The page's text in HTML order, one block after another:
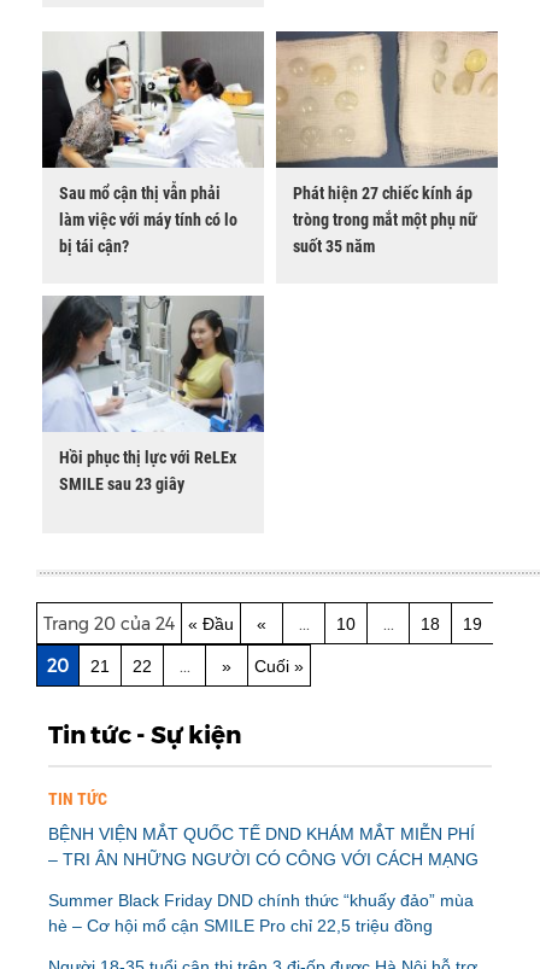
Sau mổ cận thị vẫn phải
làm việc với máy tính có lo
bị tái cận?
Phát hiện 27 chiếc kính áp
tròng trong mắt một phụ nữ
suốt 35 năm
Hồi phục thị lực với ReLEx
SMILE sau 23 giây
Trang 20 của 24 « Đầu « ... 10 ... 18 19
20 21 22 ... » Cuối »
Tin tức - Sự kiện
TIN TỨC
BỆNH VIỆN MẮT QUỐC TẾ DND KHÁM MẮT MIỄN PHÍ
– TRI ÂN NHỮNG NGƯỜI CÓ CÔNG VỚI CÁCH MẠNG
Summer Black Friday DND chính thức “khuấy đảo” mùa
hè – Cơ hội mổ cận SMILE Pro chỉ 22,5 triệu đồng